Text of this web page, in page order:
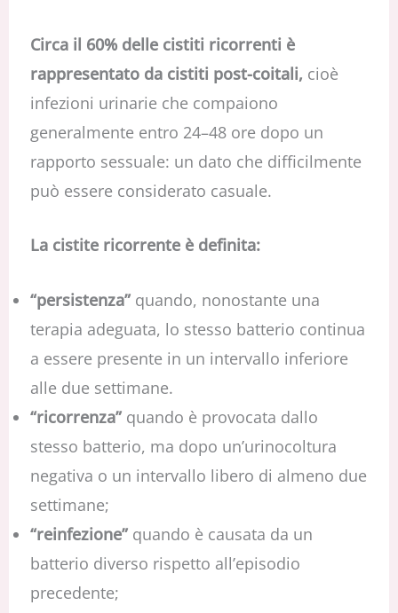
Circa il 60% delle cistiti ricorrenti è
rappresentato da cistiti post-coitali, cioè
infezioni urinarie che compaiono
generalmente entro 24–48 ore dopo un
rapporto sessuale: un dato che difficilmente
può essere considerato casuale.
La cistite ricorrente è definita:
“persistenza”quando, nonostante una
terapia adeguata, lo stesso batterio continua
a essere presente in un intervallo inferiore
alle due settimane.
“ricorrenza”quando è provocata dallo
stesso batterio, ma dopo un’urinocoltura
negativa o un intervallo libero di almeno due
settimane;
“reinfezione” quando è causata da un
batterio diverso rispetto all’episodio
precedente;